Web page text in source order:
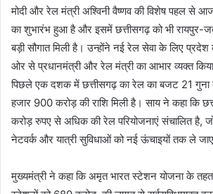
मोदी और रेल मंत्री अश्विनी वैष्णव की विशेष पहल से
का शुभारंभ हुआ है और इसमें छत्तीसगढ़ को भी रायपुर-
बड़ी सौगात मिली है। उन्होंने नई रेल सेवा के लिए
ओर से प्रधानमंत्री और रेल मंत्री का आभार व्यक्त
पिछले एक दशक में छत्तीसगढ़ का रेल का बजट 21
हजार 900 करोड़ की राशि मिली है। साय ने कहा कि
करोड़ रुपए से अधिक की रेल परियोजनाएं संचालित है,
नेटवर्क और यात्री सुविधाओं को नई ऊंचाइयों तक ले
मुख्यमंत्री ने कहा कि अमृत भारत स्टेशन योजना के